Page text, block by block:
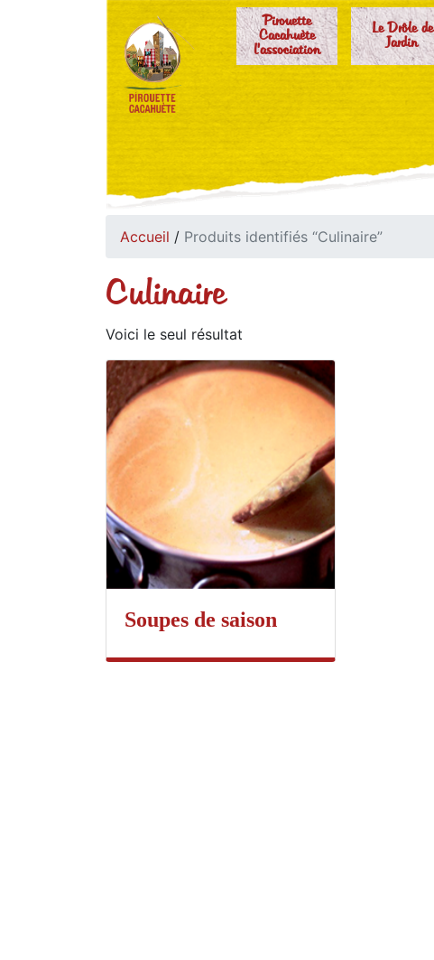
Pirouette
Cacahuète
l'association
Le Drôle de
Jardin
Accueil / Produits identifiés “Culinaire”
Culinaire
Voici le seul résultat
Soupes de saison